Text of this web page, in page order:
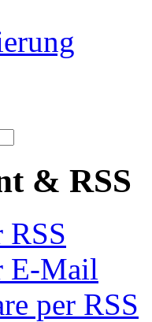
& RSS
E-Mail
per RSS